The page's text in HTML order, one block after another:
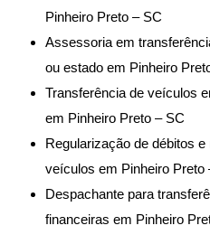
Pinheiro Preto – SC
Assessoria em
ou estado em Pinheiro
Transferência de veículos
em Pinheiro Preto – SC
Regularização de débitos
veículos em Pinheiro Preto
Despachante para
financeiras em Pinheiro